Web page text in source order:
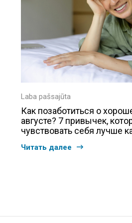
Laba pašsajūta
Как позаботиться о
августе? 7 привычек,
чувствовать себя лучше
Читать далее